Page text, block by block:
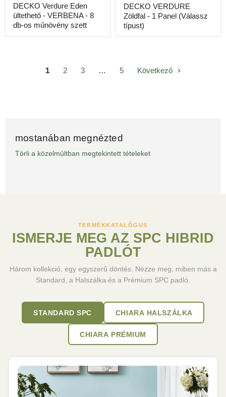
DECKO Verdure Eden
ültethető - VERBENA - 8
db-os műnövény szett
DECKO VERDURE
Zöldfal - 1 Panel (Válassz
típust)
1 2 3 … 5 Következő
mostanában megnézted
Törli a közelmúltban megtekintett tételeket
TERMÉKKATALÓGUS
ISMERJE MEG AZ SPC HIBRID
PADLÓT
Három kollekció, egy egyszerű döntés. Nézze meg, miben más a
Standard, a Halszálka és a Prémium SPC padló.
STANDARD SPC CHIARA HALSZÁLKA
CHIARA PRÉMIUM